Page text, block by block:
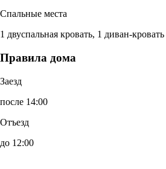
Спальные места
1 двуспальная кровать, 1 диван-кровать
Правила дома
Заезд
после 14:00
Отъезд
до 12:00